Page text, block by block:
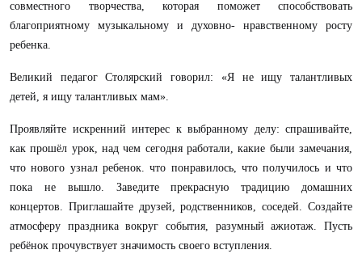
совместного творчества, которая поможет способствовать
благоприятному музыкальному и духовно- нравственному росту
ребенка.
Великий педагог Столярский говорил: «Я не ищу талантливых
детей, я ищу талантливых мам».
Проявляйте искренний интерес к выбранному делу: спрашивайте,
как прошёл урок, над чем сегодня работали, какие были замечания,
что нового узнал ребенок. что понравилось, что получилось и что
пока не вышло. Заведите прекрасную традицию домашних
концертов. Приглашайте друзей, родственников, соседей. Создайте
атмосферу праздника вокруг события, разумный ажиотаж. Пусть
ребёнок прочувствует значимость своего вступления.